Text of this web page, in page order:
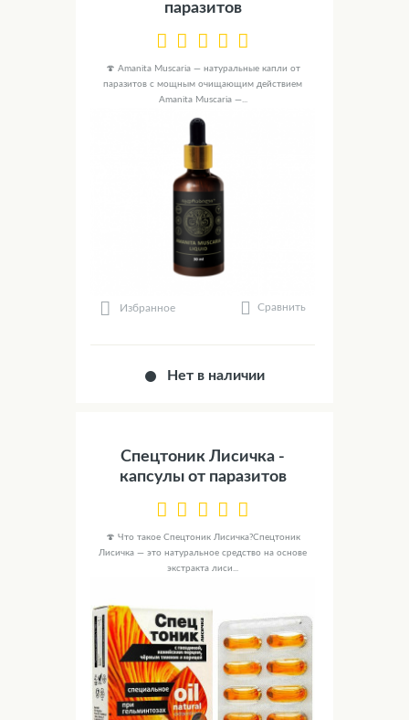
паразитов
🍄 Amanita Muscaria — натуральные капли от
паразитов с мощным очищающим действием
Amanita Muscaria —...
Избранное Сравнить
Нет в наличии
Спецтоник Лисичка -
капсулы от паразитов
🍄 Что такое Спецтоник Лисичка?Спецтоник
Лисичка — это натуральное средство на основе
экстракта лиси...